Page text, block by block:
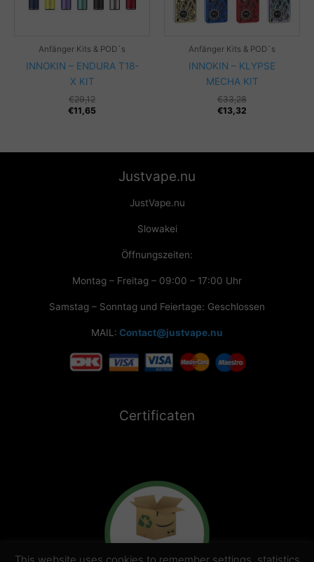
Anfänger Kits & POD´s
INNOKIN – ENDURA T18-
X KIT
€29,12
€11,65
Anfänger Kits & POD´s
INNOKIN – KLYPSE
MECHA KIT
€33,28
€13,32
Justvape.nu
JustVape.nu
Slowakei
Öffnungszeiten:
Montag – Freitag – 09:00 – 17:00 Uhr
Samstag – Sonntag und Feiertage: Geschlossen
MAIL: Contact@justvape.nu
Certificaten